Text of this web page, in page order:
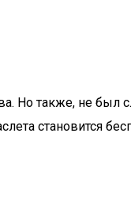
Но также, не
становится